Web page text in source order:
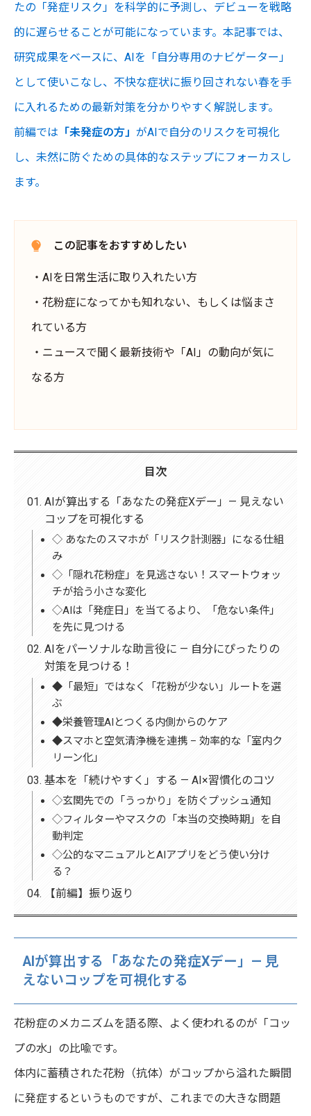
たの「発症リスク」を科学的に予測し、デビューを戦略
的に遅らせることが可能になっています。本記事では、
研究成果をベースに、AIを「自分専用のナビゲーター」
として使いこなし、不快な症状に振り回されない春を手
に入れるための最新対策を分かりやすく解説します。
前編では 「未発症の方」 がAIで自分のリスクを可視化
し、未然に防ぐための具体的なステップにフォーカスし
ます。
この記事をおすすめしたい
・AIを日常生活に取り入れたい方
・花粉症になってかも知れない、もしくは悩まさ
れている方
・ニュースで聞く最新技術や「AI」の動向が気に
なる方
目次
AIが算出する「あなたの発症Xデー」— 見えない
コップを可視化する
◇ あなたのスマホが「リスク計測器」になる仕組
み
◇「隠れ花粉症」を見逃さない！スマートウォッ
チが拾う小さな変化
◇AIは「発症日」を当てるより、「危ない条件」
を先に見つける
AIをパーソナルな助言役に — 自分にぴったりの
対策を見つける！
◆「最短」ではなく「花粉が少ない」ルートを選
ぶ
◆栄養管理AIとつくる内側からのケア
◆スマホと空気清浄機を連携 – 効率的な「室内ク
リーン化」
基本を「続けやすく」する — AI×習慣化のコツ
◇玄関先での「うっかり」を防ぐプッシュ通知
◇フィルターやマスクの「本当の交換時期」を自
動判定
◇公的なマニュアルとAIアプリをどう使い分け
る？
【前編】振り返り
AIが算出する「あなたの発症Xデー」— 見
えないコップを可視化する
花粉症のメカニズムを語る際、よく使われるのが「コッ
プの水」の比喩です。
体内に蓄積された花粉（抗体）がコップから溢れた瞬間
に発症するというものですが、これまでの大きな問題